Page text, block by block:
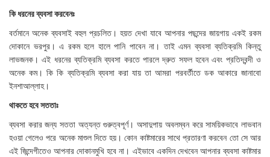
কি ধরনের ব্যবসা করবেনঃ
বর্তমানে অনেক ব্যবসাই বহুল প্রচলিত। হয়ত দেখা যাবে আপনার পছন্দের জায়গায় একই রকম
দোকানে ভরপুর। এ রকম হলে হালে পানি পাবেন না। তাই এমন ব্যবসা ব্যতিক্রমি কিন্তু
লাভজনক। এই ধরনের ব্যতিক্রমি ব্যবসা করতে পারলে দ্রুত সফল হবেন এবং প্রতিদ্বন্দী ও
অনেক কম। কি কি ব্যতিক্রমি ব্যবসা করা যায় তা আমরা পরবর্তীতে ডক আকারে জানাবো
ইনশাআল্লাহ।
থাকতে হবে সততাঃ
ব্যবসা করার জন্য সততা অত্যন্ত গুরুত্বপূর্ণ। অসাদুপায় অবলম্বন করে সাময়িকভাবে লাভবান
হওয়া গেলেও পরে অনেক মাশুল দিতে হয়। কোন কাষ্টমারের সাথে প্রতারণা করবেন তো সে আর
এই জিন্দেগীতেও আপনার দোকানমুখি হবে না। এইভাবে একদিন দেখবেন আপনার ব্যবসা কাষ্টমার